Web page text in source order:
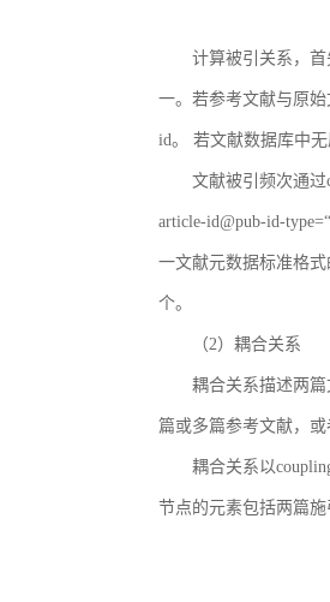
计算被引关系，
一。若参考文献与原
id。 若文献数据库中
文献被引频次通
article-id@pub-id-
一文献元数据标准格
个。
（2）耦合关系
耦合关系描述两
篇或多篇参考文献，
耦合关系以
节点的元素包括两篇